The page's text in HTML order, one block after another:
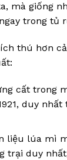
mà giống
trong tủ
thú hơn
cất trong
duy nhất
liệu lúa mì
trại duy